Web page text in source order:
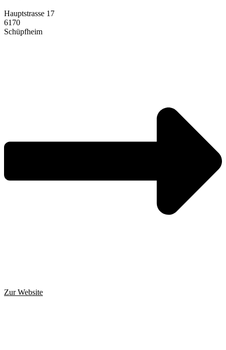
Hauptstrasse 17
6170
Schüpfheim
Zur Website